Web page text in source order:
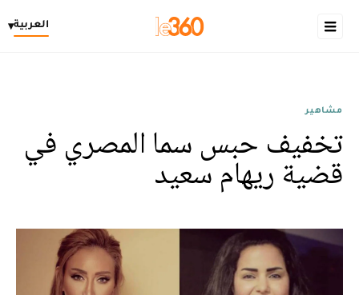
العربية▾
مشاهير
تخفيف حبس سما المصري في
قضية ريهام سعيد